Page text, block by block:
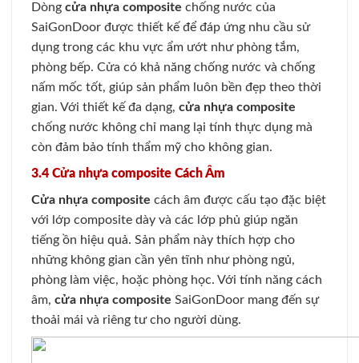
Dòng cửa nhựa composite chống nước của
SaiGonDoor được thiết kế để đáp ứng nhu cầu sử
dụng trong các khu vực ẩm ướt như phòng tắm,
phòng bếp. Cửa có khả năng chống nước và chống
nấm mốc tốt, giúp sản phẩm luôn bền đẹp theo thời
gian. Với thiết kế đa dạng, cửa nhựa composite
chống nước không chỉ mang lại tính thực dụng mà
còn đảm bảo tính thẩm mỹ cho không gian.
3.4 Cửa nhựa composite Cách Âm
Cửa nhựa composite cách âm được cấu tạo đặc biệt
với lớp composite dày và các lớp phủ giúp ngăn
tiếng ồn hiệu quả. Sản phẩm này thích hợp cho
những không gian cần yên tĩnh như phòng ngủ,
phòng làm việc, hoặc phòng học. Với tính năng cách
âm, cửa nhựa composite SaiGonDoor mang đến sự
thoải mái và riêng tư cho người dùng.